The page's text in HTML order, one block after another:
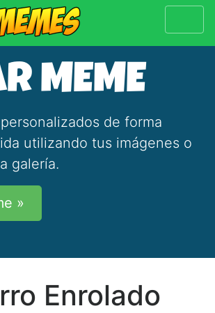
MEME
de forma
utilizando tus imágenes o
galería.
»
Enrolado